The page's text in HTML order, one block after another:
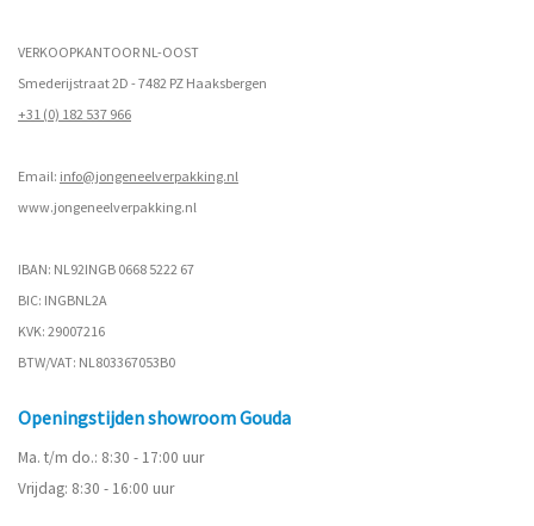
VERKOOPKANTOOR NL-OOST
Smederijstraat 2D - 7482 PZ Haaksbergen
+31 (0) 182 537 966
Email: info@jongeneelverpakking.nl
www.jongeneelverpakking.nl
IBAN: NL92INGB 0668 5222 67
BIC: INGBNL2A
KVK: 29007216
BTW/VAT: NL803367053B0
Openingstijden showroom Gouda
Ma. t/m do.: 8:30 - 17:00 uur
Vrijdag: 8:30 - 16:00 uur